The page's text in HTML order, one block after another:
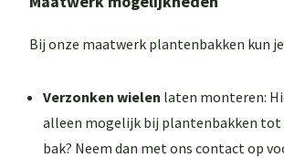
Bij onze maatwerk plantenbakken kun
Verzonken wielen laten monteren:
alleen mogelijk bij plantenbakken tot
bak? Neem dan met ons contact op